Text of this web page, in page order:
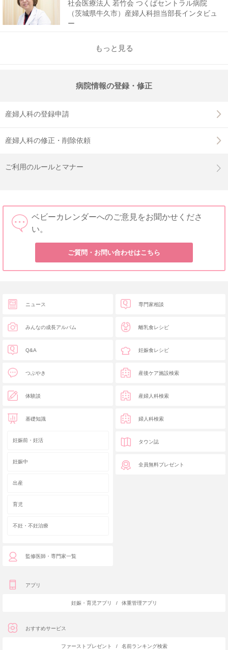
社会医療法人 若竹会 つくばセントラル病院
（茨城県牛久市）産婦人科担当部長インタビュ
ー
もっと見る
病院情報の登録・修正
産婦人科の登録申請
産婦人科の修正・削除依頼
ご利用のルールとマナー
ベビーカレンダーへのご意見をお聞かせくださ
い。
ご質問・お問い合わせはこちら
ニュース
みんなの成長アルバム
Q&A
つぶやき
体験談
基礎知識
妊娠前・妊活
妊娠中
出産
育児
不妊・不妊治療
監修医師・専門家一覧
専門家相談
離乳食レシピ
妊娠食レシピ
産後ケア施設検索
産婦人科検索
婦人科検索
タウン誌
全員無料プレゼント
アプリ
妊娠・育児アプリ / 体重管理アプリ
おすすめサービス
ファーストプレゼント /
名前ランキング検索